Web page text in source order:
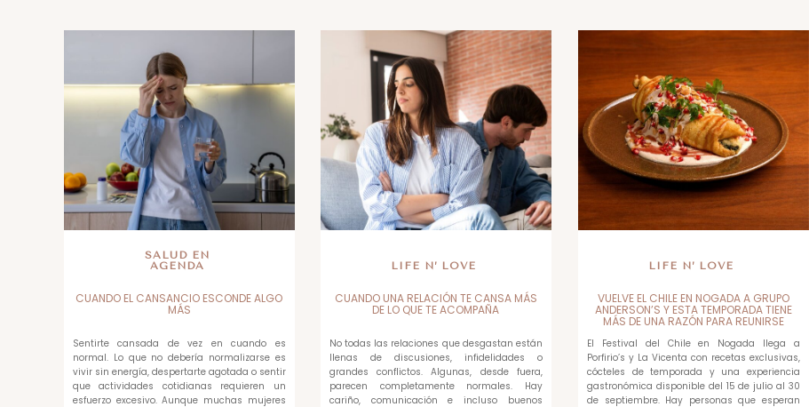
SALUD EN
AGENDA
CUANDO EL CANSANCIO ESCONDE ALGO
MÁS
Sentirte cansada de vez en cuando es
normal. Lo que no debería normalizarse es
vivir sin energía, despertarte agotada o sentir
que actividades cotidianas requieren un
esfuerzo excesivo. Aunque muchas mujeres
LIFE N’ LOVE
CUANDO UNA RELACIÓN TE CANSA MÁS
DE LO QUE TE ACOMPAÑA
No todas las relaciones que desgastan están
llenas de discusiones, infidelidades o
grandes conflictos. Algunas, desde fuera,
parecen completamente normales. Hay
cariño, comunicación e incluso buenos
LIFE N’ LOVE
VUELVE EL CHILE EN NOGADA A GRUPO
ANDERSON’S Y ESTA TEMPORADA TIENE
MÁS DE UNA RAZÓN PARA REUNIRSE
El Festival del Chile en Nogada llega a
Porfirio’s y La Vicenta con recetas exclusivas,
cócteles de temporada y una experiencia
gastronómica disponible del 15 de julio al 30
de septiembre. Hay personas que esperan